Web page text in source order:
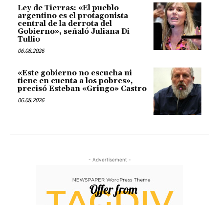
Ley de Tierras: «El pueblo
argentino es el protagonista
central de la derrota del
Gobierno», señaló Juliana Di
Tullio
06.08.2026
«Este gobierno no escucha ni
tiene en cuenta a los pobres»,
precisó Esteban «Gringo» Castro
06.08.2026
- Advertisement -